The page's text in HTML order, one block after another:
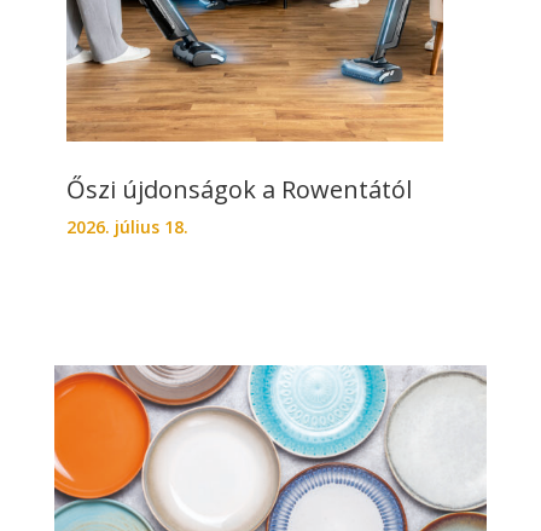
Őszi újdonságok a Rowentától
2026. július 18.